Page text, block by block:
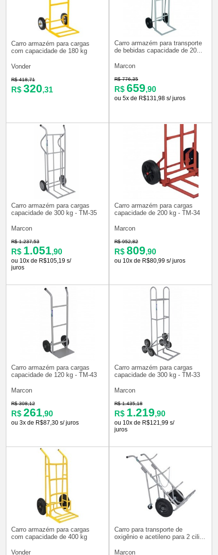
Carro armazém para cargas
com capacidade de 180 kg
Vonder
R$ 418,71
R$ 320,31
Carro armazém para transporte
de bebidas capacidade de 20...
Marcon
R$ 776,35
R$ 659,90
ou 5x de R$131,98 s/ juros
Carro armazém para cargas
capacidade de 300 kg - TM-35
Marcon
R$ 1.237,53
R$ 1.051,90
ou 10x de R$105,19 s/
juros
Carro armazém para cargas
capacidade de 200 kg - TM-34
Marcon
R$ 952,82
R$ 809,90
ou 10x de R$80,99 s/ juros
Carro armazém para cargas
capacidade de 120 kg - TM-43
Marcon
R$ 308,12
R$ 261,90
ou 3x de R$87,30 s/ juros
Carro armazém para cargas
capacidade de 300 kg - TM-33
Marcon
R$ 1.435,18
R$ 1.219,90
ou 10x de R$121,99 s/
juros
Carro armazém para cargas
com capacidade de 400 kg
Vonder
Carro para transporte de
oxigênio e acetileno para 2 cili...
Marcon